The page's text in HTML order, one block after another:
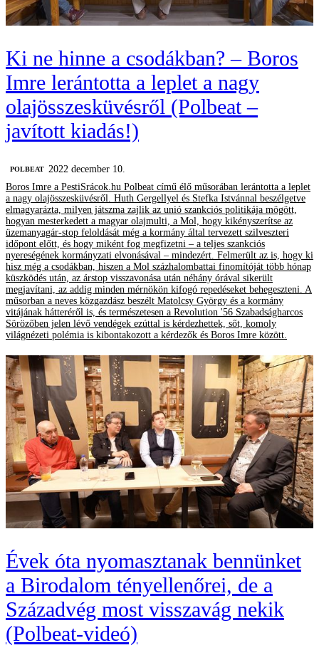
Ki ne hinne a csodákban? – Boros
Imre lerántotta a leplet a nagy
olajösszesküvésről (Polbeat –
javított kiadás!)
‎POLBEAT
2022 december 10.
Boros Imre a PestiSrácok.hu Polbeat című élő műsorában lerántotta a leplet
a nagy olajösszesküvésről. Huth Gergellyel és Stefka Istvánnal beszélgetve
elmagyarázta, milyen játszma zajlik az unió szankciós politikája mögött,
hogyan mesterkedett a magyar olajmulti, a Mol, hogy kikényszerítse az
üzemanyagár-stop feloldását még a kormány által tervezett szilveszteri
időpont előtt, és hogy miként fog megfizetni – a teljes szankciós
nyereségének kormányzati elvonásával – mindezért. Felmerült az is, hogy ki
hisz még a csodákban, hiszen a Mol százhalombattai finomítóját több hónap
küszködés után, az árstop visszavonása után néhány órával sikerült
megjavítani, az addig minden mérnökön kifogó repedéseket behegeszteni. A
műsorban a neves közgazdász beszélt Matolcsy György és a kormány
vitájának hátteréről is, és természetesen a Revolution '56 Szabadságharcos
Sörözőben jelen lévő vendégek ezúttal is kérdezhettek, sőt, komoly
világnézeti polémia is kibontakozott a kérdezők és Boros Imre között.
Évek óta nyomasztanak bennünket
a Birodalom tényellenőrei, de a
Századvég most visszavág nekik
(Polbeat-videó)